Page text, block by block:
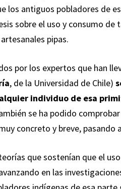
los antiguos pobladores de
sobre el uso y consumo
pipas.
por los expertos que han
, de la Universidad de Chile)
individuo de esa
se ha podido
concreto y breve, pasando
que sostenían que el
en las